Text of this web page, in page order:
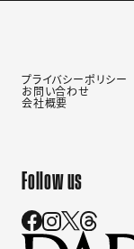
プライバシーポリシー
お問い合わせ
会社概要
Follow us